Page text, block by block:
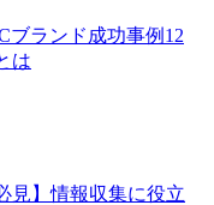
ブランド成功事例12
は
見】情報収集に役立